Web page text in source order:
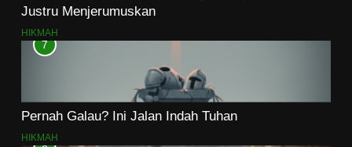
Justru Menjerumuskan
HIKMAH
7
Pernah Galau? Ini Jalan Indah Tuhan
HIKMAH